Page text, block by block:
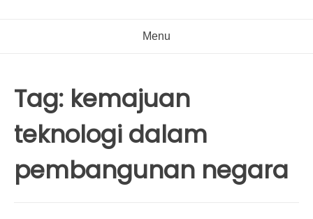
Menu
Tag: kemajuan
teknologi dalam
pembangunan negara